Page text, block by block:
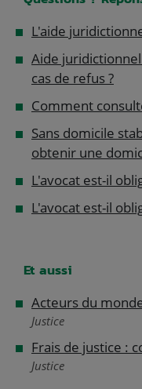
L'aide
Aide
cas de refus ?
Comment
Sans domicile
obtenir une
L'avocat est-il
L'avocat est-il
Et aussi
Acteurs du
Justice
Frais de justice :
Justice